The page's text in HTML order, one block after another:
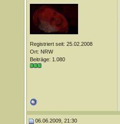
Registriert seit: 25.02.2008
Ort: NRW
Beiträge: 1.080
06.06.2009, 21:30